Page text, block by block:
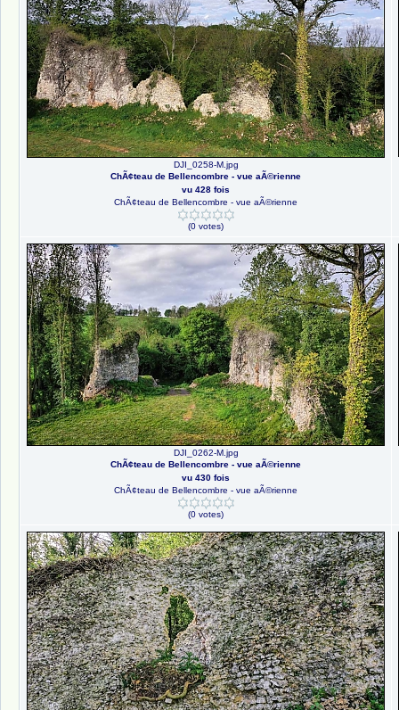
DJI_0258-M.jpg
ChÃ¢teau de Bellencombre - vue aÃ©rienne
vu 428 fois
ChÃ¢teau de Bellencombre - vue aÃ©rienne
(0 votes)
DJI_0262-M.jpg
ChÃ¢teau de Bellencombre - vue aÃ©rienne
vu 430 fois
ChÃ¢teau de Bellencombre - vue aÃ©rienne
(0 votes)